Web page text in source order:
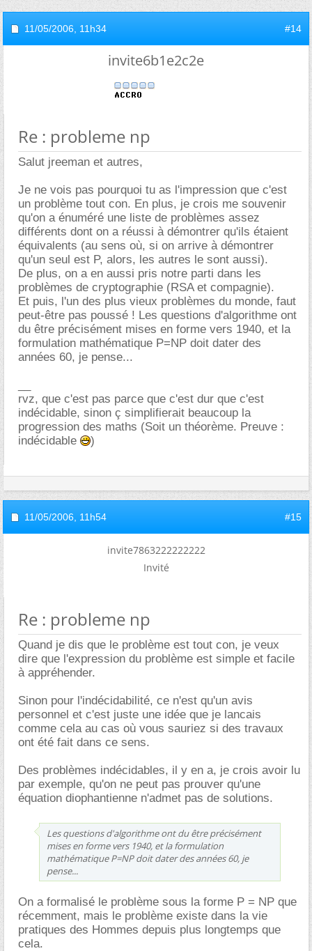
11/05/2006, 11h34 #14
invite6b1e2c2e
Re : probleme np
Salut jreeman et autres,
Je ne vois pas pourquoi tu as l'impression que c'est
un problème tout con. En plus, je crois me souvenir
qu'on a énuméré une liste de problèmes assez
différents dont on a réussi à démontrer qu'ils étaient
équivalents (au sens où, si on arrive à démontrer
qu'un seul est P, alors, les autres le sont aussi).
De plus, on a en aussi pris notre parti dans les
problèmes de cryptographie (RSA et compagnie).
Et puis, l'un des plus vieux problèmes du monde, faut
peut-être pas poussé ! Les questions d'algorithme ont
du être précisément mises en forme vers 1940, et la
formulation mathématique P=NP doit dater des
années 60, je pense...
rvz, que c'est pas parce que c'est dur que c'est
indécidable, sinon ç simplifierait beaucoup la
progression des maths (Soit un théorème. Preuve :
indécidable
)
11/05/2006, 11h54 #15
invite7863222222222
Invité
Re : probleme np
Quand je dis que le problème est tout con, je veux
dire que l'expression du problème est simple et facile
à appréhender.
Sinon pour l'indécidabilité, ce n'est qu'un avis
personnel et c'est juste une idée que je lancais
comme cela au cas où vous sauriez si des travaux
ont été fait dans ce sens.
Des problèmes indécidables, il y en a, je crois avoir lu
par exemple, qu'on ne peut pas prouver qu'une
équation diophantienne n'admet pas de solutions.
Les questions d'algorithme ont du être précisément
mises en forme vers 1940, et la formulation
mathématique P=NP doit dater des années 60, je
pense...
On a formalisé le problème sous la forme P = NP que
récemment, mais le problème existe dans la vie
pratiques des Hommes depuis plus longtemps que
cela.